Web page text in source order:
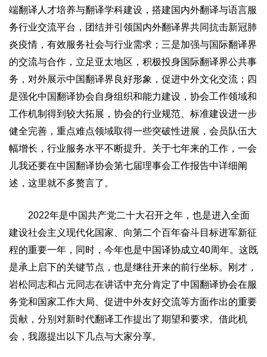
端翻译人才培养与翻译学科建设，搭建国内外翻译与语言服
务行业交流平台，团结并引领国内外翻译界共同抗击新冠肺
炎疫情，有效服务社会与行业需求；三是加强与国际翻译界
的交流与合作，立足亚太地区，积极投身国际翻译界公共事
务，对外展示中国翻译界良好形象，促进中外文化交流；四
是强化中国翻译协会自身组织和能力建设，协会工作领域和
工作机制得到较大拓展，协会的行业规范、标准建设进一步
健全完善，重点难点领域取得一些突破性进展，会员队伍大
幅增长，行业服务水平不断提升。关于七年来的工作，一会
儿我还要在中国翻译协会第七届理事会工作报告中详细阐
述，这里就不多赘言了。
2022年是中国共产党二十大召开之年，也是进入全面
建设社会主义现代化国家、向第二个百年奋斗目标进军新征
程的重要一年，同时，今年也是中国译协成立40周年。这既
是承上启下的关键节点，也是继往开来的前行坐标。刚才，
岩松同志和占元同志在讲话中充分肯定了中国翻译协会在服
务党和国家工作大局、促进中外友好交流等方面作出的重要
贡献，分别对新时代翻译工作提出了期望和要求。借此机
会，我愿提出以下几点与大家分享。